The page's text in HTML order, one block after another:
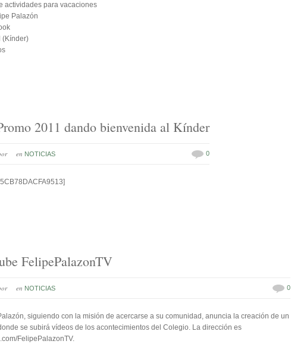
actividades para vacaciones
Palazón
(Kínder)
2011 dando bienvenida al Kínder
en NOTICIAS 0
FelipePalazonTV
en NOTICIAS 0
siguiendo con la misión de acercarse a su comunidad, anuncia la creación de un
se subirá vídeos de los acontecimientos del Colegio. La dirección es
FelipePalazonTV.